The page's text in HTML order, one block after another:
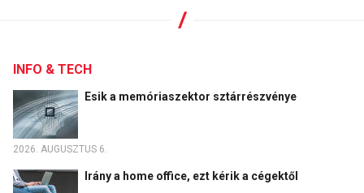
INFO & TECH
Esik a memóriaszektor sztárrészvénye
2026. AUGUSZTUS 6.
Irány a home office, ezt kérik a cégektől